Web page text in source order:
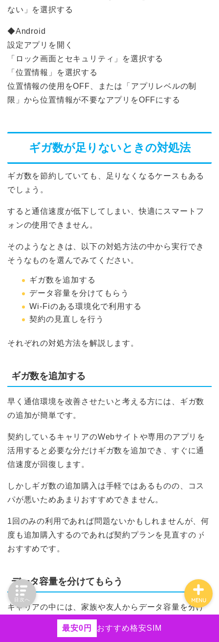
ない」を選択する
◆Android
設定アプリを開く
「ロック画面とセキュリティ」を選択する
「位置情報」を選択する
位置情報の使用をOFF、または「アプリレベルの制
限」から位置情報が不要なアプリをOFFにする
ギガ数が足りないときの対処法
ギガ数を節約していても、足りなくなるケースもある
でしょう。
すると通信速度が低下してしまい、快適にスマートフ
ォンの使用できません。
そのようなときは、以下の対処方法の中から実行でき
そうなものを選んでみてください。
ギガ数を追加する
データ容量を分けてもらう
Wi-Fiのある環境化で利用する
契約の見直しを行う
それぞれの対処方法を解説します。
ギガ数を追加する
早く通信環境を改善させたいと考える方には、ギガ数
の追加が簡単です。
契約しているキャリアのWebサイトや専用のアプリを
活用すると必要な分だけギガ数を追加でき、すぐに通
信速度が回復します。
しかしギガ数の追加購入は手軽ではあるものの、コス
パが悪いためあまりおすすめできません。
1回のみの利用であれば問題ないかもしれませんが、何
度も追加購入するのであれば契約プランを見直すのが
おすすめです。
データ容量を分けてもらう
キャリアの中には、家族や友人からデータ容量を分け
てもらえるサービスを提供しています。
最安0円 おすすめ格安SIM
MENU
UQモバイル
y.u mobile
楽天モバイル
OCNモバイルONE
エンタメフリー
ネットの役立つ情報
目次へ